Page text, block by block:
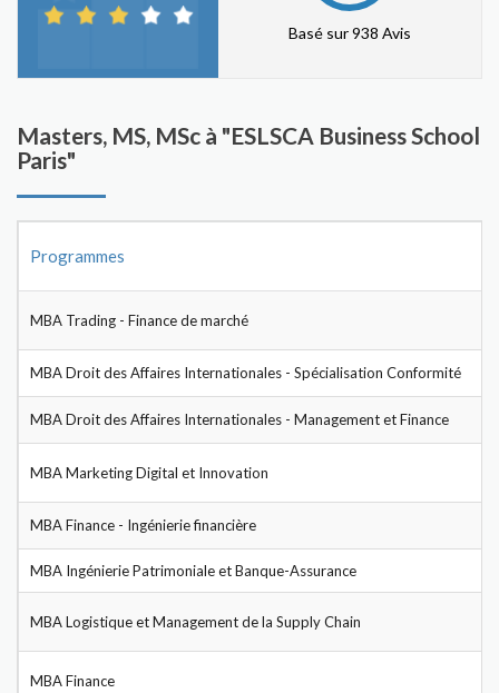
Basé sur 938 Avis
Masters, MS, MSc à "ESLSCA Business School
Paris"
Programmes
MBA Trading - Finance de marché
MBA Droit des Affaires Internationales - Spécialisation Conformité
MBA Droit des Affaires Internationales - Management et Finance
MBA Marketing Digital et Innovation
MBA Finance - Ingénierie financière
MBA Ingénierie Patrimoniale et Banque-Assurance
MBA Logistique et Management de la Supply Chain
MBA Finance